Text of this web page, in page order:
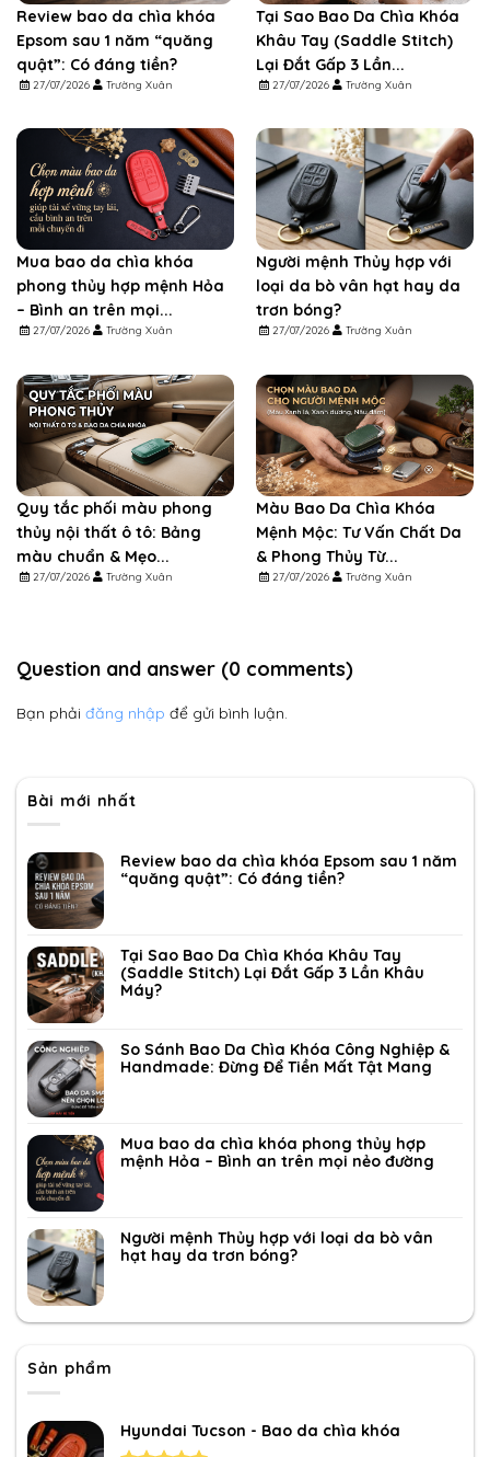
Review bao da chìa khóa
Epsom sau 1 năm “quăng
quật”: Có đáng tiền?
27/07/2026 Trường Xuân
Tại Sao Bao Da Chìa Khóa
Khâu Tay (Saddle Stitch)
Lại Đắt Gấp 3 Lần...
27/07/2026 Trường Xuân
Mua bao da chìa khóa
phong thủy hợp mệnh Hỏa
– Bình an trên mọi...
27/07/2026 Trường Xuân
Người mệnh Thủy hợp với
loại da bò vân hạt hay da
trơn bóng?
27/07/2026 Trường Xuân
Quy tắc phối màu phong
thủy nội thất ô tô: Bảng
màu chuẩn & Mẹo...
27/07/2026 Trường Xuân
Màu Bao Da Chìa Khóa
Mệnh Mộc: Tư Vấn Chất Da
& Phong Thủy Từ...
27/07/2026 Trường Xuân
Question and answer (0 comments)
Bạn phải đăng nhập để gửi bình luận.
Bài mới nhất
Review bao da chìa khóa Epsom sau 1 năm
“quăng quật”: Có đáng tiền?
Tại Sao Bao Da Chìa Khóa Khâu Tay
(Saddle Stitch) Lại Đắt Gấp 3 Lần Khâu
Máy?
So Sánh Bao Da Chìa Khóa Công Nghiệp &
Handmade: Đừng Để Tiền Mất Tật Mang
Mua bao da chìa khóa phong thủy hợp
mệnh Hỏa – Bình an trên mọi nẻo đường
Người mệnh Thủy hợp với loại da bò vân
hạt hay da trơn bóng?
Sản phẩm
Hyundai Tucson - Bao da chìa khóa